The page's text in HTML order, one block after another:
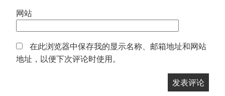
网站
在此浏览器中保存我的显示名称、邮箱地址和网站
地址，以便下次评论时使用。